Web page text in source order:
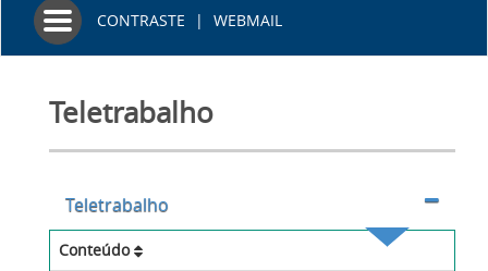
Toggle
navigation
CONTRASTE | WEBMAIL
Teletrabalho
Teletrabalho
Conteúdo